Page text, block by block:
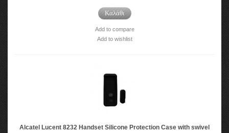
Καλάθι
Add to compare
Add to wishlist
Alcatel Lucent 8232 Handset Silicone Protection Case with swivel